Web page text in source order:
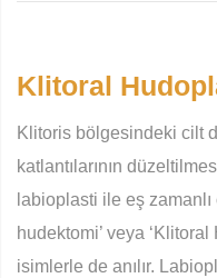
Klitoral
Klitoris bölgesindeki cilt
katlantılarının
labioplasti ile eş zamanlı
hudektomi’ veya
isimlerle de anılır.